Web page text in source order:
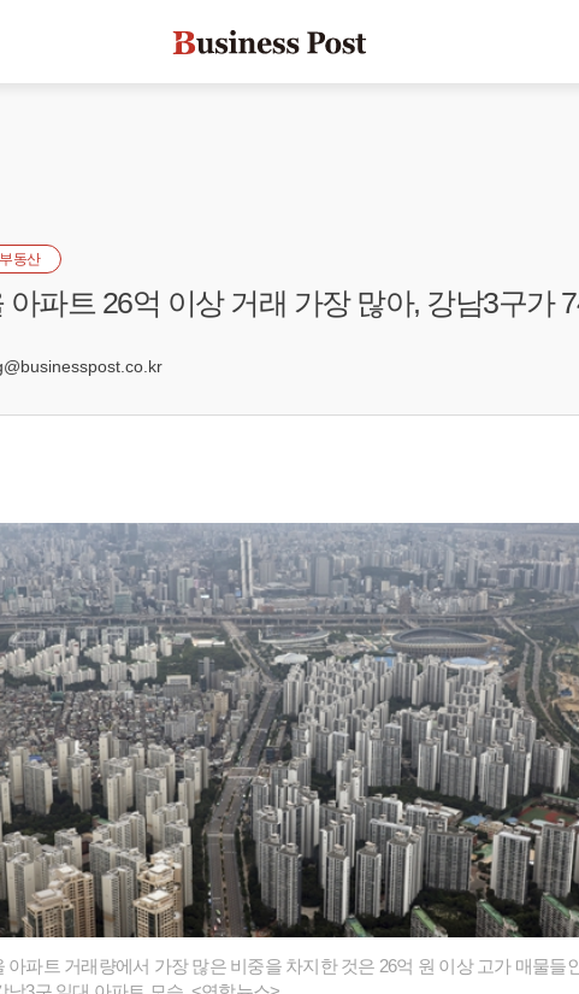
부동산
아파트 26억 이상 거래 가장 많아, 강남3구가
파트 거래량에서 가장 많은 비중을 차지한 것은 26억 원 이상 고가 매물들